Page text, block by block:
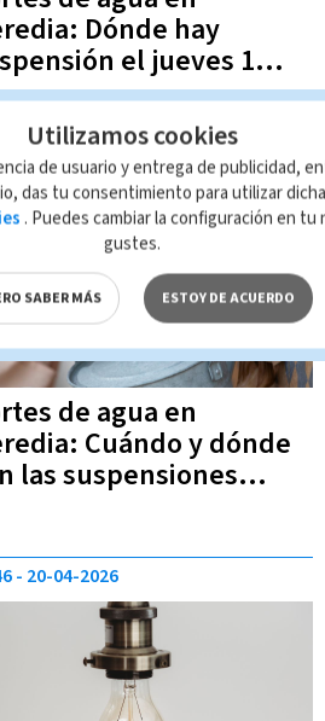
Dónde hay
el jueves 11
junio
de agua en
Cuándo y dónde
las suspensiones
25-05-2026
20-04-2026
Utilizamos cookies
de usuario y entrega de publicidad,
das tu consentimiento para utilizar
. Puedes cambiar la configuración en tu
gustes.
SABER MÁS ESTOY DE ACUERDO